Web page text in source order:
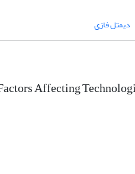
دیمتل فازی
Affecting